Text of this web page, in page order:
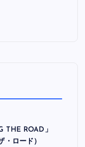
THE ROAD」
・ロード）